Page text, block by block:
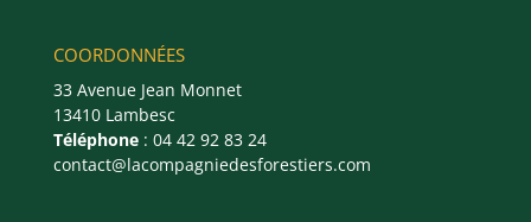
COORDONNÉES
33 Avenue Jean Monnet
13410 Lambesc
Téléphone: 04 42 92 83 24
contact@lacompagniedesforestiers.com